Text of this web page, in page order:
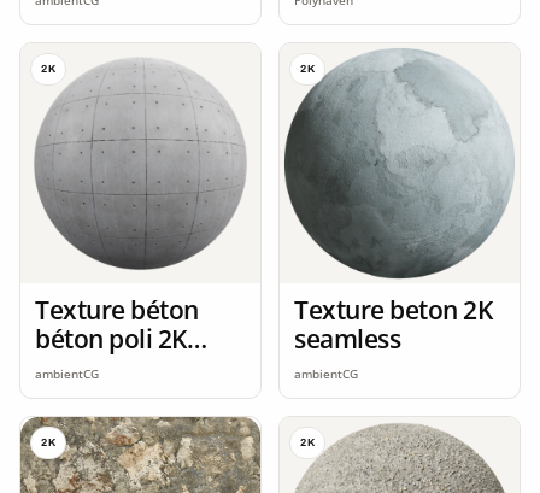
2K
Texture béton
béton poli 2K
seamless
ambientCG
2K
Texture beton 2K
seamless
ambientCG
2K 2K